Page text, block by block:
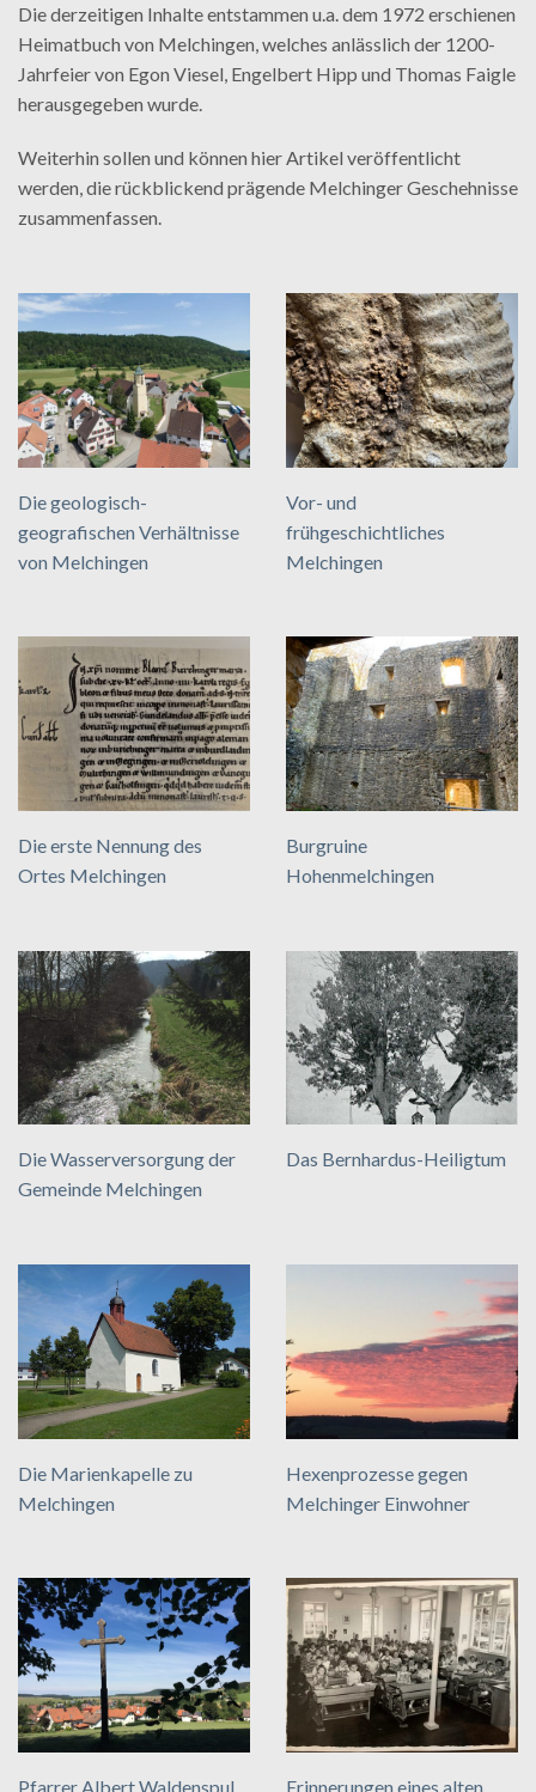
Die derzeitigen Inhalte entstammen u.a. dem 1972 erschienen
Heimatbuch von Melchingen, welches anlässlich der 1200-
Jahrfeier von Egon Viesel, Engelbert Hipp und Thomas Faigle
herausgegeben wurde.
Weiterhin sollen und können hier Artikel veröffentlicht
werden, die rückblickend prägende Melchinger Geschehnisse
zusammenfassen.
Die geologisch-
geografischen Verhältnisse
von Melchingen
Vor- und
frühgeschichtliches
Melchingen
Die erste Nennung des
Ortes Melchingen
Burgruine
Hohenmelchingen
Die Wasserversorgung der
Gemeinde Melchingen
Das Bernhardus-Heiligtum
Die Marienkapelle zu
Melchingen
Hexenprozesse gegen
Melchinger Einwohner
Pfarrer Albert Waldenspul Erinnerungen eines alten